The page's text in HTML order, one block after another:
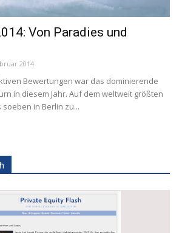
Von Paradies und
2014
Bewertungen war das dominierende
in diesem Jahr. Auf dem weltweit größten
in Berlin zu...